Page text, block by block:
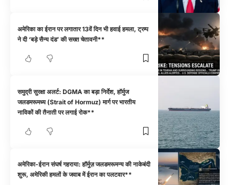
अमेरिका का ईरान पर लगातार 13वें दिन भी हवाई हमला, ट्रम्प
ने दी ‘बड़े सैन्य दंड’ की सख्त चेतावनी**
समुद्री सुरक्षा अलर्ट: DGMA का बड़ा निर्देश, हॉर्मुज
जलडमरूमध्य (Strait of Hormuz) मार्ग पर भारतीय
नाविकों की तैनाती पर लगाई रोक**
अमेरिका-ईरान संघर्ष गहराया: हॉर्मुज़ जलडमरूमन्य की नाकेबंदी
शुरू, अमेरिकी हमलों के जवाब में ईरान का पलटवार**